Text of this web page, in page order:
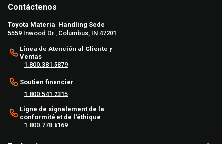
Contáctenos
Toyota Material Handling Sede
5559 Inwood Dr., Columbus, IN 47201
Línea de Atención al Cliente y
Ventas
1.800.381.5879
Soutien financier
1.800.541.2315
Ligne de signalement de la
conformité et de l'éthique
1.800.778.6169